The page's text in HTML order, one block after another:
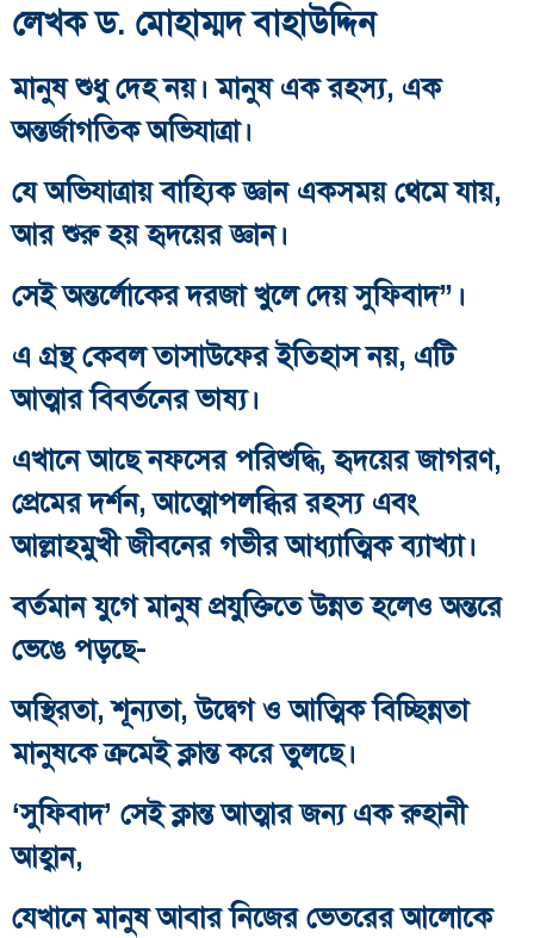
লেখক ড. মোহাম্মদ বাহাউদ্দিন
মানুষ শুধু দেহ নয়। মানুষ এক রহস্য, এক
অন্তর্জাগতিক অভিযাত্রা।
যে অভিযাত্রায় বাহ্যিক জ্ঞান একসময় থেমে যায়,
আর শুরু হয় হৃদয়ের জ্ঞান।
সেই অন্তর্লোকের দরজা খুলে দেয় সুফিবাদ”।
এ গ্রন্থ কেবল তাসাউফের ইতিহাস নয়, এটি
আত্মার বিবর্তনের ভাষ্য।
এখানে আছে নফসের পরিশুদ্ধি, হৃদয়ের জাগরণ,
প্রেমের দর্শন, আত্মোপলব্ধির রহস্য এবং
আল্লাহমুখী জীবনের গভীর আধ্যাত্মিক ব্যাখ্যা।
বর্তমান যুগে মানুষ প্রযুক্তিতে উন্নত হলেও অন্তরে
ভেঙে পড়ছে-
অস্থিরতা, শূন্যতা, উদ্বেগ ও আত্মিক বিচ্ছিন্নতা
মানুষকে ক্রমেই ক্লান্ত করে তুলছে।
‘সুফিবাদ’ সেই ক্লান্ত আত্মার জন্য এক রুহানী
আহ্বান,
যেখানে মানুষ আবার নিজের ভেতরের আলোকে